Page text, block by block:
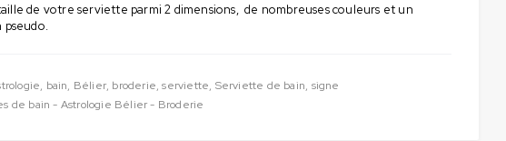
de votre serviette parmi 2 dimensions, de nombreuses couleurs et un
pseudo.
, bain, Bélier, broderie,serviette, Serviette de bain, signe
de bain - Astrologie Bélier - Broderie